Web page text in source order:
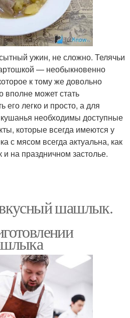
ужин, не сложно. Телячьи
— необыкновенно
к тому же довольно
вполне может стать
его легко и просто, а для
кушанья необходимы доступные
которые всегда имеются у
с мясом всегда актуальна, как
на праздничном застолье.
шашлык.